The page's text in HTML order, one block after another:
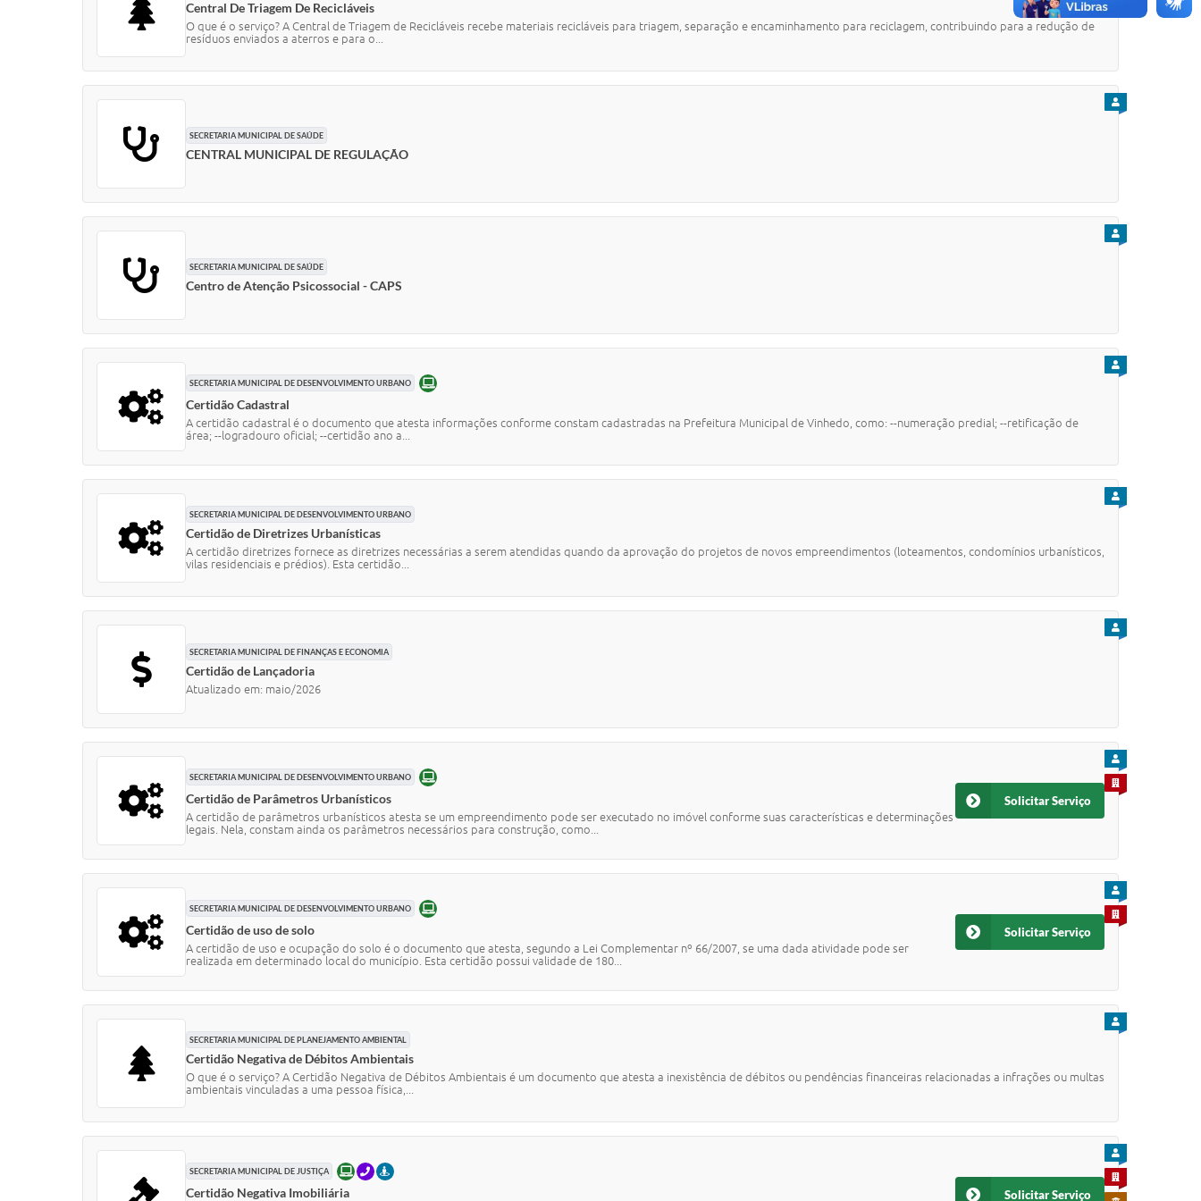
Central De Triagem De Recicláveis
O que é o serviço? A Central de Triagem de Recicláveis recebe materiais recicláveis para triagem, separação e encaminhamento para reciclagem, contribuindo para a redução de
resíduos enviados a aterros e para o...
SECRETARIA MUNICIPAL DE SAÚDE
CENTRAL MUNICIPAL DE REGULAÇÃO
PARA CIDADÃO
SECRETARIA MUNICIPAL DE SAÚDE
Centro de Atenção Psicossocial - CAPS
PARA CIDADÃO
SECRETARIA MUNICIPAL DE DESENVOLVIMENTO URBANO ONLINE
Certidão Cadastral
A certidão cadastral é o documento que atesta informações conforme constam cadastradas na Prefeitura Municipal de Vinhedo, como: --numeração predial; --retificação de
área; --logradouro oficial; --certidão ano a...
PARA CIDADÃO
SECRETARIA MUNICIPAL DE DESENVOLVIMENTO URBANO
Certidão de Diretrizes Urbanísticas
A certidão diretrizes fornece as diretrizes necessárias a serem atendidas quando da aprovação do projetos de novos empreendimentos (loteamentos, condomínios urbanísticos,
vilas residenciais e prédios). Esta certidão...
PARA CIDADÃO
SECRETARIA MUNICIPAL DE FINANÇAS E ECONOMIA
Certidão de Lançadoria
Atualizado em: maio/2026
PARA CIDADÃO
SECRETARIA MUNICIPAL DE DESENVOLVIMENTO URBANO ONLINE
Certidão de Parâmetros Urbanísticos
A certidão de parâmetros urbanísticos atesta se um empreendimento pode ser executado no imóvel conforme suas características e determinações
legais. Nela, constam ainda os parâmetros necessários para construção, como...
PARA CIDADÃO
PARA EMPRESA
Solicitar Serviço
SECRETARIA MUNICIPAL DE DESENVOLVIMENTO URBANO ONLINE
Certidão de uso de solo
A certidão de uso e ocupação do solo é o documento que atesta, segundo a Lei Complementar nº 66/2007, se uma dada atividade pode ser
realizada em determinado local do município. Esta certidão possui validade de 180...
PARA CIDADÃO
PARA EMPRESA
Solicitar Serviço
SECRETARIA MUNICIPAL DE PLANEJAMENTO AMBIENTAL
Certidão Negativa de Débitos Ambientais
O que é o serviço? A Certidão Negativa de Débitos Ambientais é um documento que atesta a inexistência de débitos ou pendências financeiras relacionadas a infrações ou multas
ambientais vinculadas a uma pessoa física,...
PARA CIDADÃO
SECRETARIA MUNICIPAL DE JUSTIÇA ONLINETELEFONEPRESENCIAL
Certidão Negativa Imobiliária
PARA CIDADÃO
PARA EMPRESA
Solicitar Serviço